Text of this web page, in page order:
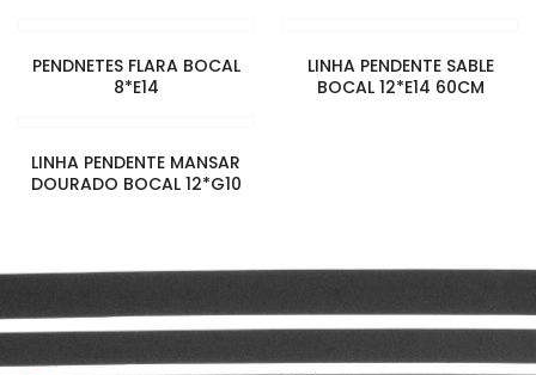
PENDNETES FLARA BOCAL
8*E14
LINHA PENDENTE SABLE
BOCAL 12*E14 60CM
LINHA PENDENTE MANSAR
DOURADO BOCAL 12*G10